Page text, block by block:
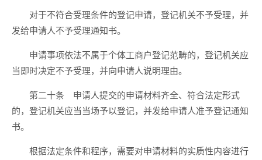
对于不符合受理条件的登记申请，登记机关不予受理，并
发给申请人不予受理通知书。
申请事项依法不属于个体工商户登记范畴的，登记机关应
当即时决定不予受理，并向申请人说明理由。
第二十条 申请人提交的申请材料齐全、符合法定形式
的，登记机关应当当场予以登记，并发给申请人准予登记通知
书。
根据法定条件和程序，需要对申请材料的实质性内容进行